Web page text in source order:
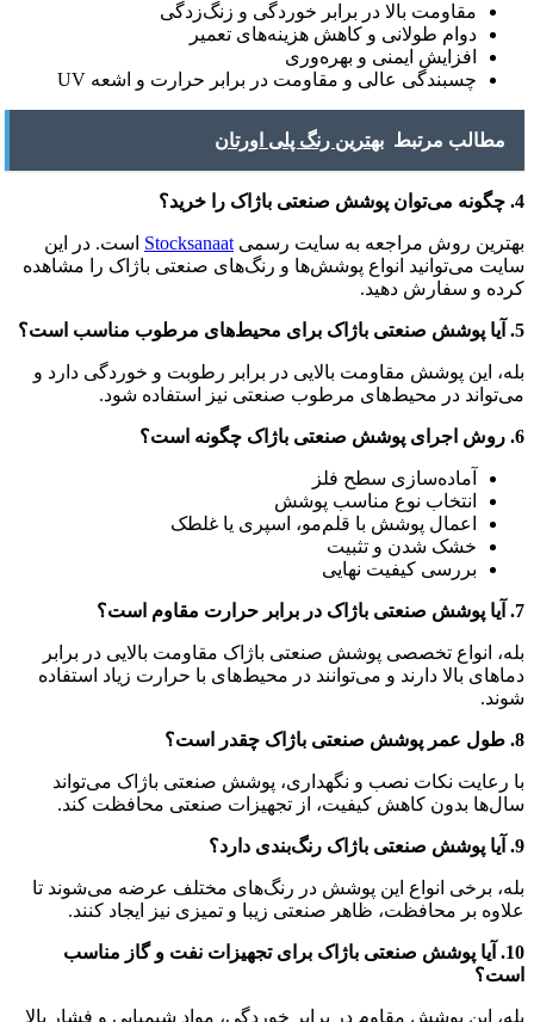
مقاومت بالا در برابر خوردگی و زنگ‌زدگی
دوام طولانی و کاهش هزینه‌های تعمیر
افزایش ایمنی و بهره‌وری
چسبندگی عالی و مقاومت در برابر حرارت و اشعه UV
مطالب مرتبط بهترین رنگ پلی اورتان
4. چگونه می‌توان پوشش صنعتی باژاک را خرید؟
بهترین روش مراجعه به سایت رسمیStocksanaat است. در این
سایت می‌توانید انواع پوشش‌ها و رنگ‌های صنعتی باژاک را مشاهده
کرده و سفارش دهید.
5. آیا پوشش صنعتی باژاک برای محیط‌های مرطوب مناسب است؟
بله، این پوشش مقاومت بالایی در برابر رطوبت و خوردگی دارد و
می‌تواند در محیط‌های مرطوب صنعتی نیز استفاده شود.
6. روش اجرای پوشش صنعتی باژاک چگونه است؟
آماده‌سازی سطح فلز
انتخاب نوع مناسب پوشش
اعمال پوشش با قلم‌مو، اسپری یا غلطک
خشک شدن و تثبیت
بررسی کیفیت نهایی
7. آیا پوشش صنعتی باژاک در برابر حرارت مقاوم است؟
بله، انواع تخصصی پوشش صنعتی باژاک مقاومت بالایی در برابر
دماهای بالا دارند و می‌توانند در محیط‌های با حرارت زیاد استفاده
شوند.
8. طول عمر پوشش صنعتی باژاک چقدر است؟
با رعایت نکات نصب و نگهداری، پوشش صنعتی باژاک می‌تواند
سال‌ها بدون کاهش کیفیت، از تجهیزات صنعتی محافظت کند.
9. آیا پوشش صنعتی باژاک رنگ‌بندی دارد؟
بله، برخی انواع این پوشش در رنگ‌های مختلف عرضه می‌شوند تا
علاوه بر محافظت، ظاهر صنعتی زیبا و تمیزی نیز ایجاد کنند.
10. آیا پوشش صنعتی باژاک برای تجهیزات نفت و گاز مناسب
است؟
بله، این پوشش مقاوم در برابر خوردگی، مواد شیمیایی و فشار بالا